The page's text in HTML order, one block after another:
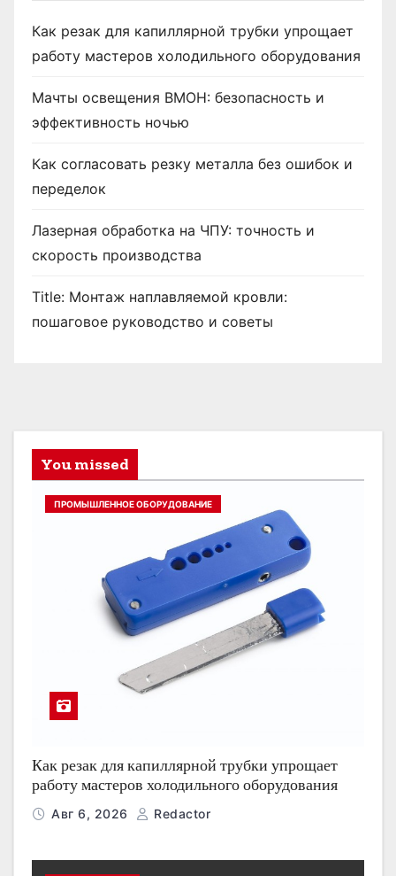
Как резак для капиллярной трубки упрощает
работу мастеров холодильного оборудования
Мачты освещения ВМОН: безопасность и
эффективность ночью
Как согласовать резку металла без ошибок и
переделок
Лазерная обработка на ЧПУ: точность и
скорость производства
Title: Монтаж наплавляемой кровли:
пошаговое руководство и советы
You missed
ПРОМЫШЛЕННОЕ ОБОРУДОВАНИЕ
Как резак для капиллярной трубки упрощает
работу мастеров холодильного оборудования
Авг 6, 2026 Redactor